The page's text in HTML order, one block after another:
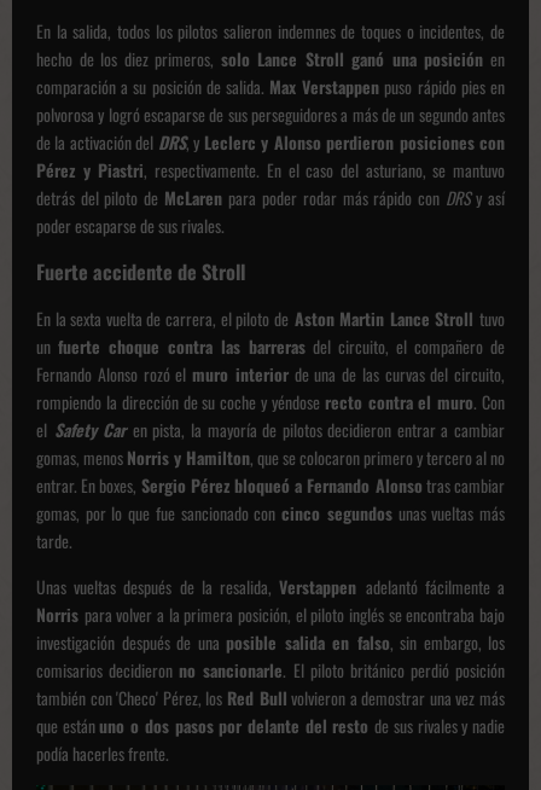
En la salida, todos los pilotos salieron indemnes de toques o incidentes, de
hecho de los diez primeros, solo Lance Stroll ganó una posición en
comparación a su posición de salida. Max Verstappen puso rápido pies en
polvorosa y logró escaparse de sus perseguidores a más de un segundo antes
de la activación del DRS, y Leclerc y Alonso perdieron posiciones con
Pérez y Piastri, respectivamente. En el caso del asturiano, se mantuvo
detrás del piloto de McLaren para poder rodar más rápido con DRSy así
poder escaparse de sus rivales.
Fuerte accidente de Stroll
En la sexta vuelta de carrera, el piloto de Aston Martin Lance Strolltuvo
un fuerte choque contra las barreras del circuito, el compañero de
Fernando Alonso rozó el muro interiorde una de las curvas del circuito,
rompiendo la dirección de su coche y yéndose recto contra el muro. Con
el Safety Caren pista, la mayoría de pilotos decidieron entrar a cambiar
gomas, menosNorris y Hamilton, que se colocaron primero y tercero al no
entrar. En boxes, Sergio Pérez bloqueó a Fernando Alonsotras cambiar
gomas, por lo que fue sancionado concinco segundosunas vueltas más
tarde.
Unas vueltas después de la resalida,Verstappen adelantó fácilmente a
Norris para volver a la primera posición, el piloto inglés se encontraba bajo
investigación después de una posible salida en falso, sin embargo, los
comisarios decidieron no sancionarle. El piloto británico perdió posición
también con 'Checo' Pérez, los Red Bullvolvieron a demostrar una vez más
que estánuno o dos pasos por delante del restode sus rivales y nadie
podía hacerles frente.